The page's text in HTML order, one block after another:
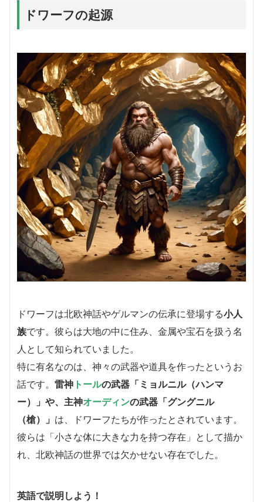
ドワーフの起源
ドワーフは北欧神話やゲルマンの伝承に登場する小人
族です。彼らは大地の中に住み、金属や宝石を扱う名
人として知られていました。
特に有名なのは、神々の武器や道具を作ったというお
話です。 雷神 トールの武器「ミョルニル（ハンマ
ー）」や、主神オーディンの武器「グングニル
（槍）」 は、ドワーフたちが作ったとされています。
彼らは「小さな体に大きな力を持つ存在」として描か
れ、北欧神話の世界では欠かせない存在でした。
英語で説明しよう！